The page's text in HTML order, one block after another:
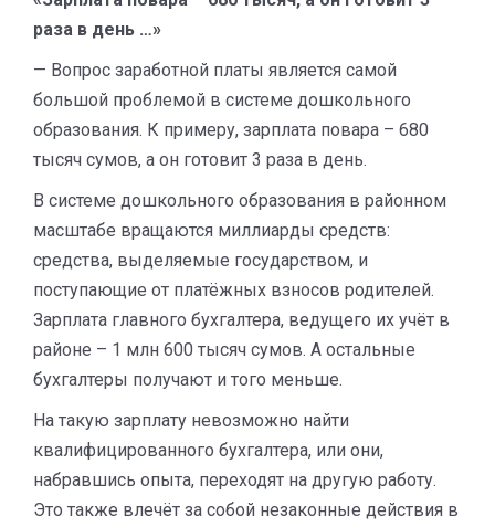
раза в день …»
— Вопрос заработной платы является самой
большой проблемой в системе дошкольного
образования. К примеру, зарплата повара – 680
тысяч сумов, а он готовит 3 раза в день.
В системе дошкольного образования в районном
масштабе вращаются миллиарды средств:
средства, выделяемые государством, и
поступающие от платёжных взносов родителей.
Зарплата главного бухгалтера, ведущего их учёт в
районе – 1 млн 600 тысяч сумов. А остальные
бухгалтеры получают и того меньше.
На такую зарплату невозможно найти
квалифицированного бухгалтера, или они,
набравшись опыта, переходят на другую работу.
Это также влечёт за собой незаконные действия в